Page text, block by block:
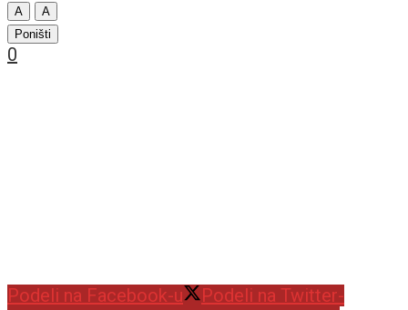
A
A
Poništi
0
Podeli na Facebook-u
Podeli na Twitter-